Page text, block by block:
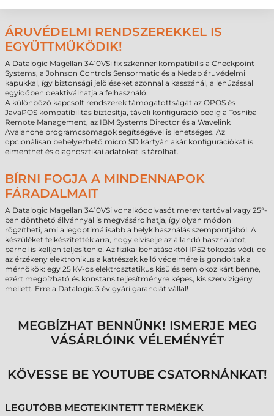
ÁRUVÉDELMI RENDSZEREKKEL IS
EGYÜTTMŰKÖDIK!
A Datalogic Magellan 3410VSi fix szkenner kompatibilis a Checkpoint
Systems, a Johnson Controls Sensormatic és a Nedap áruvédelmi
kapukkal, így biztonsági jelöléseket azonnal a kasszánál, a lehúzással
egyidőben deaktiválhatja a felhasználó.
A különböző kapcsolt rendszerek támogatottságát az OPOS és
JavaPOS kompatibilitás biztosítja, távoli konfiguráció pedig a Toshiba
Remote Management, az IBM Systems Director és a Wavelink
Avalanche programcsomagok segítségével is lehetséges. Az
opcionálisan behelyezhető micro SD kártyán akár konfigurációkat is
elmenthet és diagnosztikai adatokat is tárolhat.
BÍRNI FOGJA A MINDENNAPOK
FÁRADALMAIT
A Datalogic Magellan 3410VSi vonalkódolvasót merev tartóval vagy 25°-
ban dönthető állvánnyal is megvásárolhatja, így olyan módon
rögzítheti, ami a legoptimálisabb a helykihasználás szempontjából. A
készüléket felkészítették arra, hogy elviselje az állandó használatot,
bárhol is kelljen teljesítenie! Az fizikai behatásoktól IP52 tokozás védi, de
az érzékeny elektronikus alkatrészek kellő védelmére is gondoltak a
mérnökök: egy 25 kV-os elektrosztatikus kisülés sem okoz kárt benne,
ezért megbízható és konstans teljesítményre képes, kis szervizigény
mellett. Erre a Datalogic 3 év gyári garanciát vállal!
MEGBÍZHAT BENNÜNK! ISMERJE MEG
VÁSÁRLÓINK VÉLEMÉNYÉT
KÖVESSE BE YOUTUBE CSATORNÁNKAT!
LEGUTÓBB MEGTEKINTETT TERMÉKEK